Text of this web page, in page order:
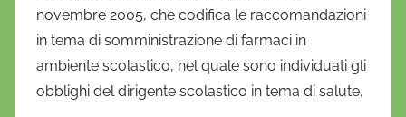
novembre 2005, che codifica le raccomandazioni
in tema di somministrazione di farmaci in
ambiente scolastico, nel quale sono individuati gli
obblighi del dirigente scolastico in tema di salute.